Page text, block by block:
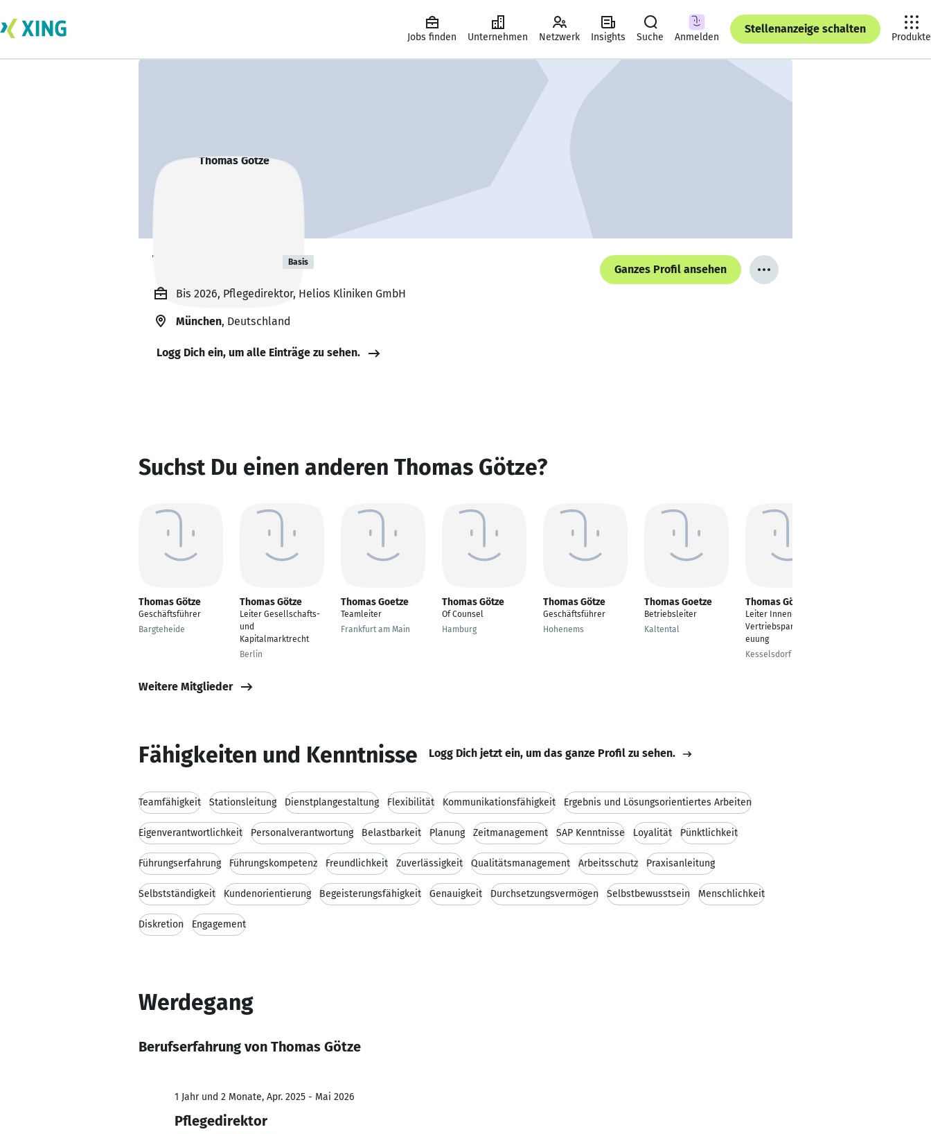
Jobs finden Unternehmen Netzwerk Insights Suche Anmelden
Stellenanzeige schalten
Produkte
Thomas Götze Basis
Ganzes Profil ansehen
Bis 2026, Pflegedirektor, Helios Kliniken GmbH
München, Deutschland
Logg Dich ein, um alle Einträge zu sehen.
Suchst Du einen anderen Thomas Götze?
Thomas Götze
Geschäftsführer
Bargteheide
Thomas Götze
Leiter Gesellschafts-
und
Kapitalmarktrecht
Berlin
Thomas Goetze
Teamleiter
Frankfurt am Main
Thomas Götze
Of Counsel
Hamburg
Thomas Götze
Geschäftsführer
Hohenems
Thomas Goetze
Betriebsleiter
Kaltental
Thomas Götze
Leiter Innendienst -
Vertriebspartnerbetr
euung
Kesselsdorf
Weitere Mitglieder
Fähigkeiten und Kenntnisse Logg Dich jetzt ein, um das ganze Profil zu sehen.
Teamfähigkeit Stationsleitung Dienstplangestaltung Flexibilität Kommunikationsfähigkeit Ergebnis und Lösungsorientiertes Arbeiten
Eigenverantwortlichkeit Personalverantwortung Belastbarkeit Planung Zeitmanagement SAP Kenntnisse Loyalität Pünktlichkeit
Führungserfahrung Führungskompetenz Freundlichkeit Zuverlässigkeit Qualitätsmanagement Arbeitsschutz Praxisanleitung
Selbstständigkeit Kundenorientierung Begeisterungsfähigkeit Genauigkeit Durchsetzungsvermögen Selbstbewusstsein Menschlichkeit
Diskretion Engagement
Werdegang
Berufserfahrung von Thomas Götze
1 Jahr und 2 Monate, Apr. 2025 - Mai 2026
Pflegedirektor